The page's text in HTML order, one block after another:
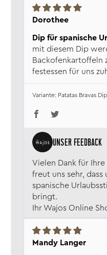
Dorothee
Dip für spanische
mit diesem Dip
Backofenkartoffeln
festessen für uns
Vielen Dank für
freut uns sehr, dass
spanische
bringt.
Ihr Wajos Online
Patatas Bravas Dip
Mandy Langer